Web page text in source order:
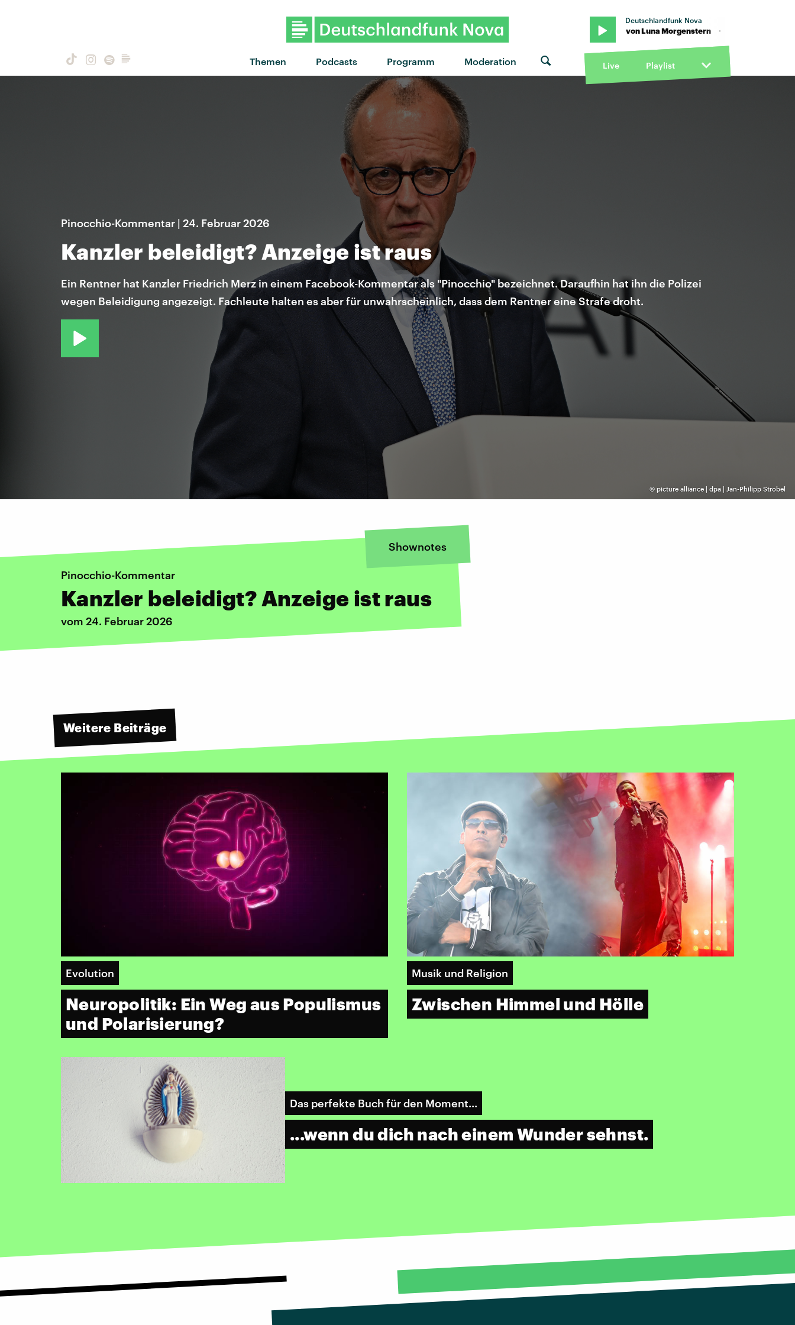
Themen Podcasts Programm Moderation
Deutschlandfunk Nova
"Gold" von Luna Morgenstern · "Gold" von Luna Morgenstern · "Gold" von Luna Morgenstern
Live Playlist
© picture alliance | dpa | Jan-Philipp Strobel
Pinocchio-Kommentar | 24. Februar 2026
Kanzler beleidigt? Anzeige ist raus
Ein Rentner hat Kanzler Friedrich Merz in einem Facebook-Kommentar als "Pinocchio" bezeichnet. Daraufhin hat ihn die Polizei
wegen Beleidigung angezeigt. Fachleute halten es aber für unwahrscheinlich, dass dem Rentner eine Strafe droht.
Shownotes
Pinocchio-Kommentar
Kanzler beleidigt? Anzeige ist raus
vom 24. Februar 2026
Weitere Beiträge
Evolution
Neuropolitik: Ein Weg aus Populismus
und Polarisierung?
Musik und Religion
Zwischen Himmel und Hölle
Das perfekte Buch für den Moment...
...wenn du dich nach einem Wunder sehnst.